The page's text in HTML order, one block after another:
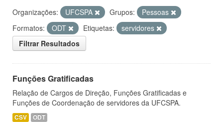
Organizações: UFCSPA Grupos:
Pessoas
Formatos:
ODT Etiquetas:
servidores
Filtrar Resultados
Funções Gratificadas
Relação de Cargos de Direção, Funções Gratificadas e
Funções de Coordenação de servidores da UFCSPA.
CSV ODT